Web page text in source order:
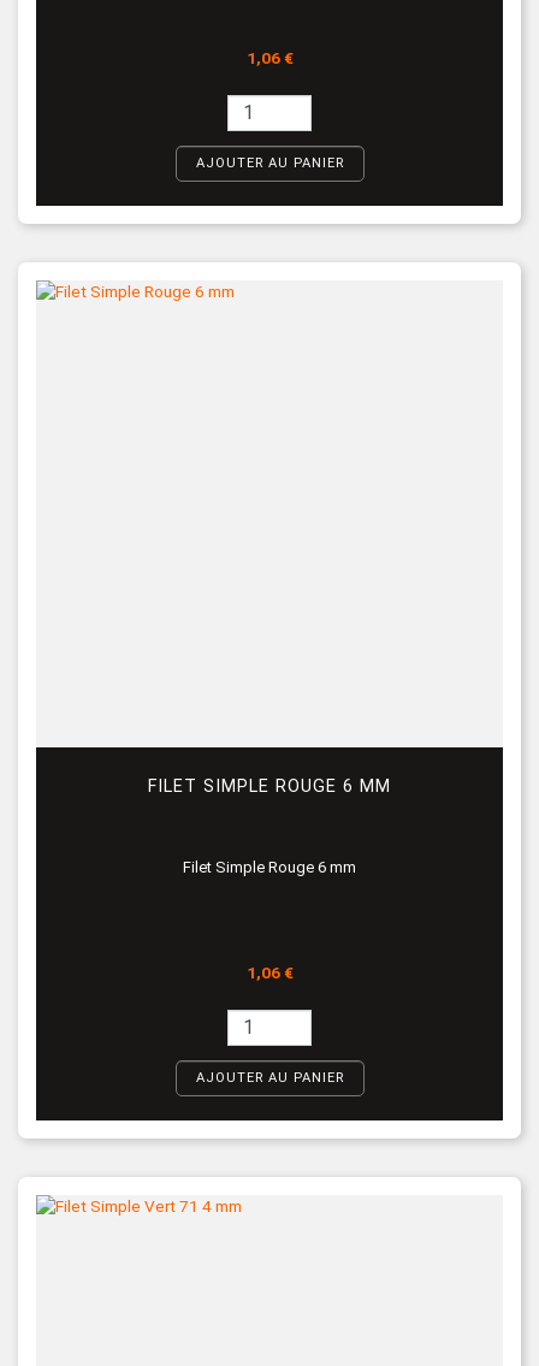
Prix
1,06 €
AJOUTER AU PANIER
FILET SIMPLE ROUGE 6 MM
Filet Simple Rouge 6 mm
Prix
1,06 €
AJOUTER AU PANIER